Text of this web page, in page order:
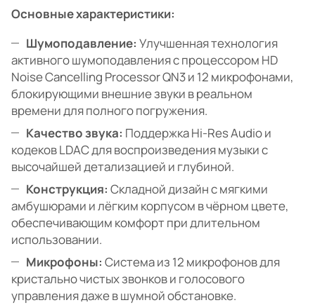
Основные характеристики:
Шумоподавление: Улучшенная технология
активного шумоподавления с процессором HD
Noise Cancelling Processor QN3 и 12 микрофонами,
блокирующими внешние звуки в реальном
времени для полного погружения.
Качество звука: Поддержка Hi-Res Audio и
кодеков LDAC для воспроизведения музыки с
высочайшей детализацией и глубиной.
Конструкция: Складной дизайн с мягкими
амбушюрами и лёгким корпусом в чёрном цвете,
обеспечивающим комфорт при длительном
использовании.
Микрофоны: Система из 12 микрофонов для
кристально чистых звонков и голосового
управления даже в шумной обстановке.